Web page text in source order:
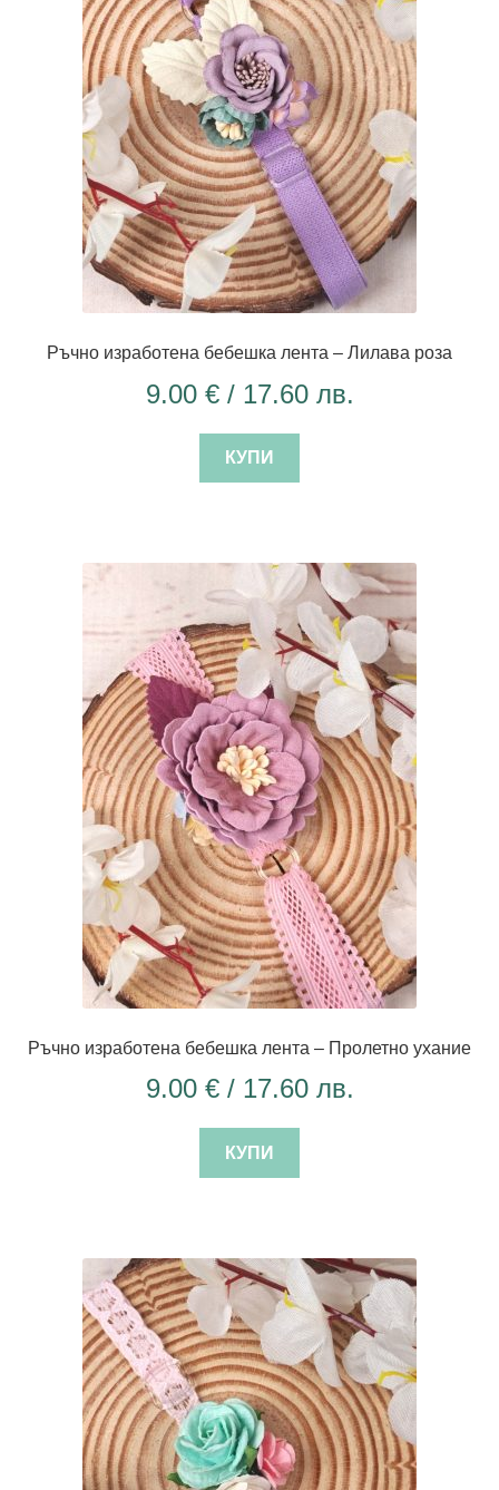
Ръчно изработена бебешка лента – Лилава роза
9.00 €/ 17.60 лв.
КУПИ
Ръчно изработена бебешка лента – Пролетно ухание
9.00 €/ 17.60 лв.
КУПИ